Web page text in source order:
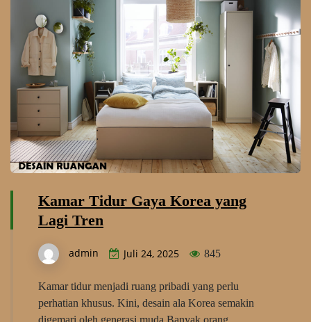
Kamar Tidur Gaya Korea yang
Lagi Tren
admin Juli 24, 2025 845
Kamar tidur menjadi ruang pribadi yang perlu
perhatian khusus. Kini, desain ala Korea semakin
digemari oleh generasi muda.Banyak orang